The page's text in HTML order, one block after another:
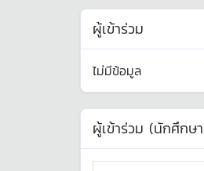
ผู้เข้าร่วม
ไม่มีข้อมูล
ผู้เข้าร่วม (นักศึกษ